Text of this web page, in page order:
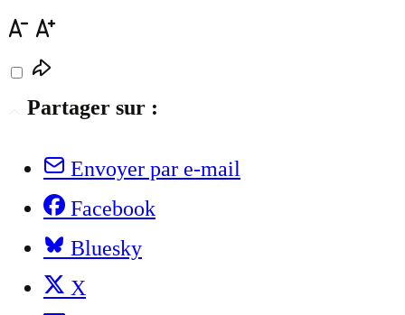
Partager sur :
Envoyer par e-mail
Facebook
Bluesky
X